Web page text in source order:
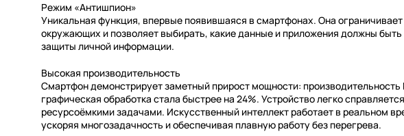
Режим «Антишпион»
Уникальная функция, впервые появившаяся в смартфонах. Она
окружающих и позволяет выбирать, какие данные и приложения должны
защиты личной информации.
Высокая производительность
Смартфон демонстрирует заметный прирост мощности: производительность
графическая обработка стала быстрее на 24%. Устройство легко
ресурсоёмкими задачами. Искусственный интеллект работает в реальном
ускоряя многозадачность и обеспечивая плавную работу без перегрева.